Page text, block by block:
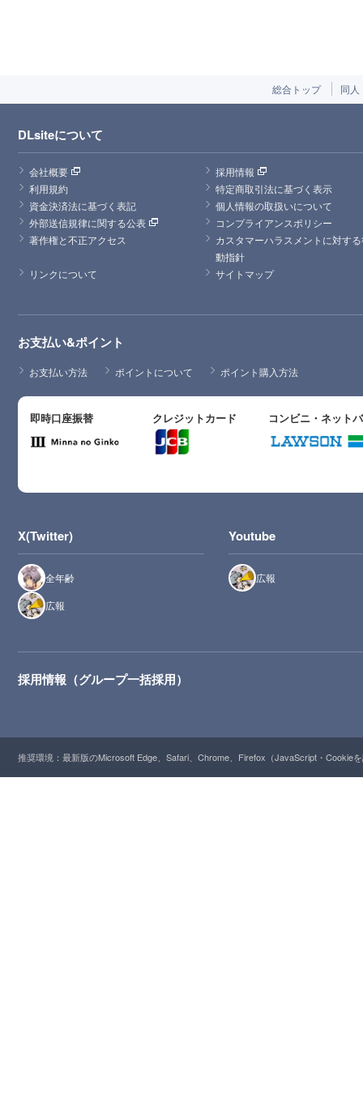
総合トップ 同人
DLsiteについて
会社概要
採用情報
利用規約
特定商取引法に基づく表示
資金決済法に基づく表記
個人情報の取扱いについて
外部送信規律に関する公表
コンプライアンスポリシー
著作権と不正アクセス
カスタマーハラスメントに対す
動指針
リンクについて
サイトマップ
お支払い&ポイント
お支払い方法 ポイントについて ポイント購入方法
即時口座振替 クレジットカード コンビニ・ネット
X(Twitter)
全年齢
広報
Youtube
広報
採用情報（グループ一括採用）
推奨環境：最新版のMicrosoft Edge、Safari、Chrome、Firefox（JavaScript・Cookie